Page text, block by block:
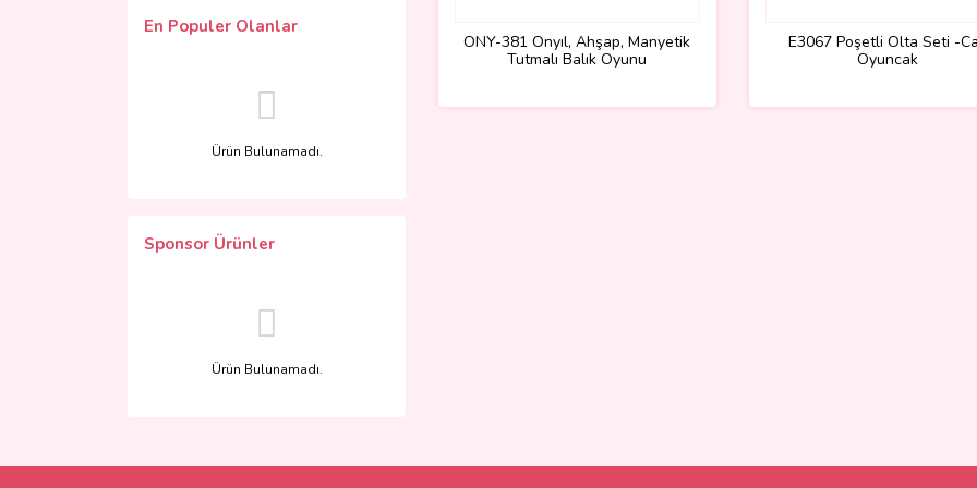
En Populer Olanlar
Ürün Bulunamadı.
Sponsor Ürünler
Ürün Bulunamadı.
ONY-381 Onyıl, Ahşap, Manyetik
Tutmalı Balık Oyunu
E3067 Poşetli Olta Seti -
Oyuncak